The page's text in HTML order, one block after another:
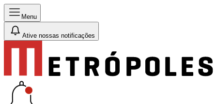
Menu
Ative nossas notificações